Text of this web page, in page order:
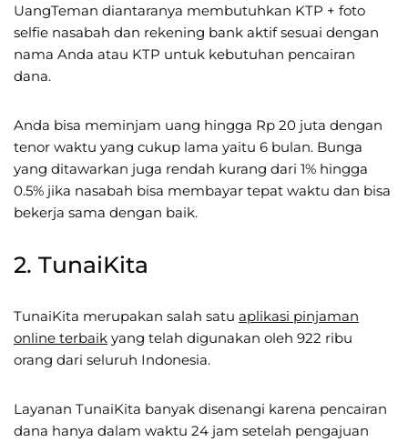
UangTeman diantaranya membutuhkan KTP + foto
selfie nasabah dan rekening bank aktif sesuai dengan
nama Anda atau KTP untuk kebutuhan pencairan
dana.
Anda bisa meminjam uang hingga Rp 20 juta dengan
tenor waktu yang cukup lama yaitu 6 bulan. Bunga
yang ditawarkan juga rendah kurang dari 1% hingga
0.5% jika nasabah bisa membayar tepat waktu dan bisa
bekerja sama dengan baik.
2. TunaiKita
TunaiKita merupakan salah satu aplikasi pinjaman
online terbaik yang telah digunakan oleh 922 ribu
orang dari seluruh Indonesia.
Layanan TunaiKita banyak disenangi karena pencairan
dana hanya dalam waktu 24 jam setelah pengajuan